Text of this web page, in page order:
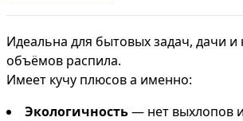
Идеальна для бытовых задач, дачи
объёмов распила.
Имеет кучу плюсов а именно:
Экологичность— нет выхлопов